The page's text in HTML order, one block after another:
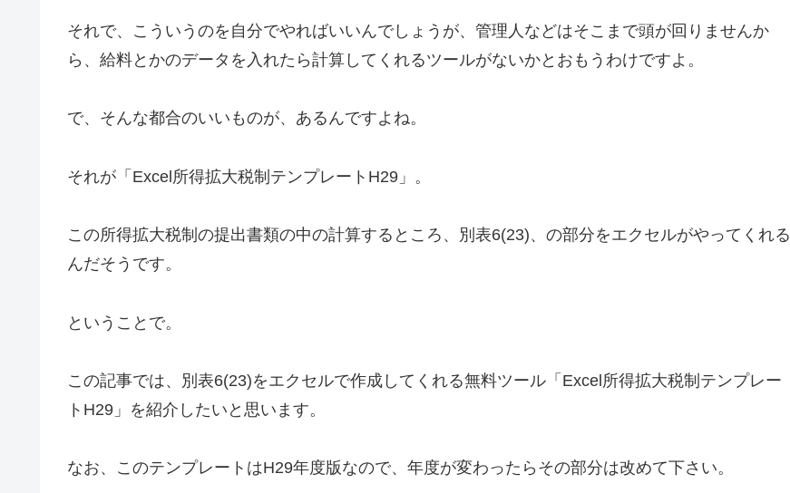
それで、こういうのを自分でやればいいんでしょうが、管理人などはそこまで頭が回りませんか
ら、給料とかのデータを入れたら計算してくれるツールがないかとおもうわけですよ。
で、そんな都合のいいものが、あるんですよね。
それが「Excel所得拡大税制テンプレートH29」。
この所得拡大税制の提出書類の中の計算するところ、別表6(23)、の部分をエクセルがやってくれる
んだそうです。
ということで。
この記事では、別表6(23)をエクセルで作成してくれる無料ツール「Excel所得拡大税制テンプレー
トH29」を紹介したいと思います。
なお、このテンプレートはH29年度版なので、年度が変わったらその部分は改めて下さい。